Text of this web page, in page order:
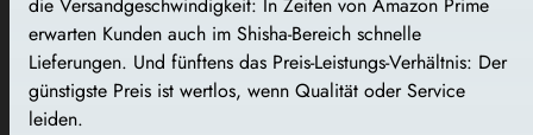
die Versandgeschwindigkeit: In Zeiten von Amazon Prime
erwarten Kunden auch im Shisha-Bereich schnelle
Lieferungen. Und fünftens das Preis-Leistungs-Verhältnis: Der
günstigste Preis ist wertlos, wenn Qualität oder Service
leiden.